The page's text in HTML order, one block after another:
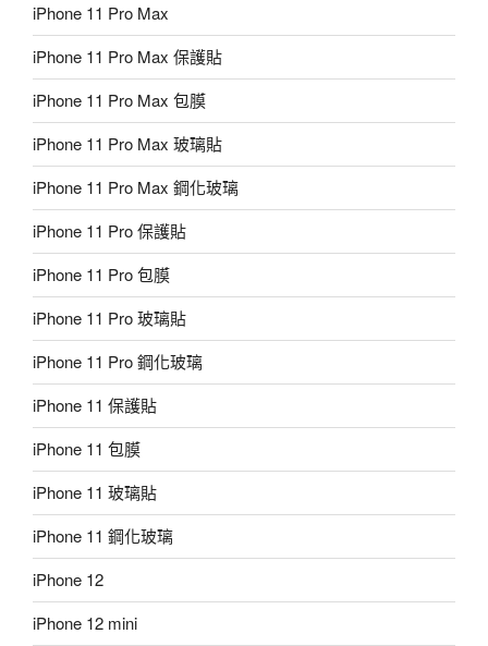
iPhone 11 Pro Max
iPhone 11 Pro Max 保護貼
iPhone 11 Pro Max 包膜
iPhone 11 Pro Max 玻璃貼
iPhone 11 Pro Max 鋼化玻璃
iPhone 11 Pro 保護貼
iPhone 11 Pro 包膜
iPhone 11 Pro 玻璃貼
iPhone 11 Pro 鋼化玻璃
iPhone 11 保護貼
iPhone 11 包膜
iPhone 11 玻璃貼
iPhone 11 鋼化玻璃
iPhone 12
iPhone 12 mini